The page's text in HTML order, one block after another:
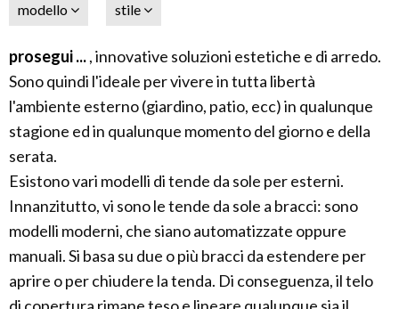
modello
stile
prosegui ..., innovative soluzioni estetiche e di arredo.
Sono quindi l'ideale per vivere in tutta libertà
l'ambiente esterno (giardino, patio, ecc) in qualunque
stagione ed in qualunque momento del giorno e della
serata.
Esistono vari modelli di tende da sole per esterni.
Innanzitutto, vi sono le tende da sole a bracci: sono
modelli moderni, che siano automatizzate oppure
manuali. Si basa su due o più bracci da estendere per
aprire o per chiudere la tenda. Di conseguenza, il telo